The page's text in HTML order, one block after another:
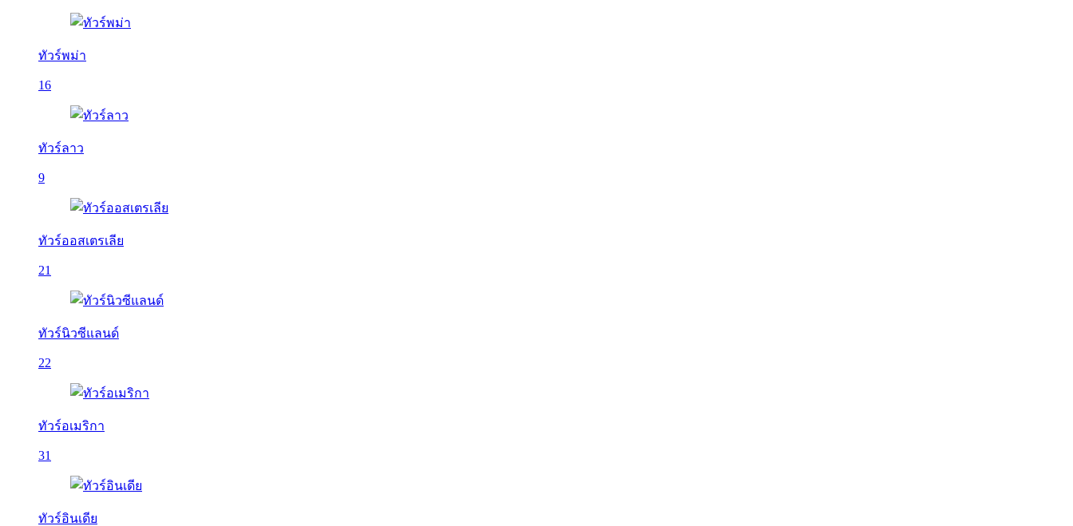
ทัวร์พม่า
16
ทัวร์ลาว
9
ทัวร์ออสเตรเลีย
21
ทัวร์นิวซีแลนด์
22
ทัวร์อเมริกา
31
ทัวร์อินเดีย